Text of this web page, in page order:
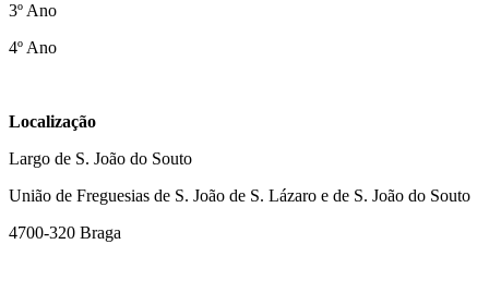
3º Ano
4º Ano
Localização
Largo de S. João do Souto
União de Freguesias de S. João de S. Lázaro e de S. João do Souto
4700-320 Braga